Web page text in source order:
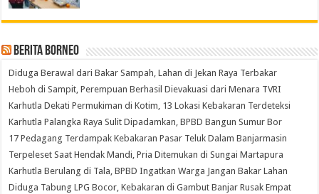
Berita Borneo
Diduga Berawal dari Bakar Sampah, Lahan di Jekan Raya Terbakar
Heboh di Sampit, Perempuan Berhasil Dievakuasi dari Menara TVRI
Karhutla Dekati Permukiman di Kotim, 13 Lokasi Kebakaran Terdeteksi
Karhutla Palangka Raya Sulit Dipadamkan, BPBD Bangun Sumur Bor
17 Pedagang Terdampak Kebakaran Pasar Teluk Dalam Banjarmasin
Terpeleset Saat Hendak Mandi, Pria Ditemukan di Sungai Martapura
Karhutla Berulang di Tala, BPBD Ingatkan Warga Jangan Bakar Lahan
Diduga Tabung LPG Bocor, Kebakaran di Gambut Banjar Rusak Empat